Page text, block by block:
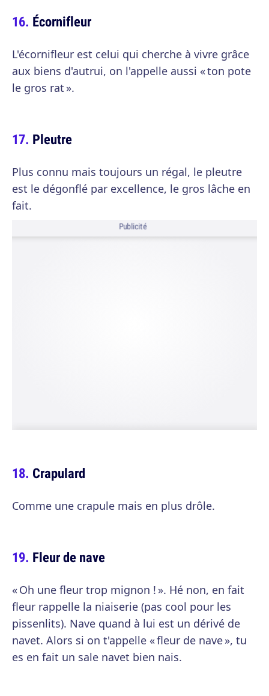
Écornifleur
L'écornifleur est celui qui cherche à vivre grâce
aux biens d'autrui, on l'appelle aussi « ton pote
le gros rat ».
Pleutre
Plus connu mais toujours un régal, le pleutre
est le dégonflé par excellence, le gros lâche en
fait.
Publicité
Crapulard
Comme une crapule mais en plus drôle.
Fleur de nave
« Oh une fleur trop mignon ! ». Hé non, en fait
fleur rappelle la niaiserie (pas cool pour les
pissenlits). Nave quand à lui est un dérivé de
navet. Alors si on t'appelle « fleur de nave », tu
es en fait un sale navet bien nais.